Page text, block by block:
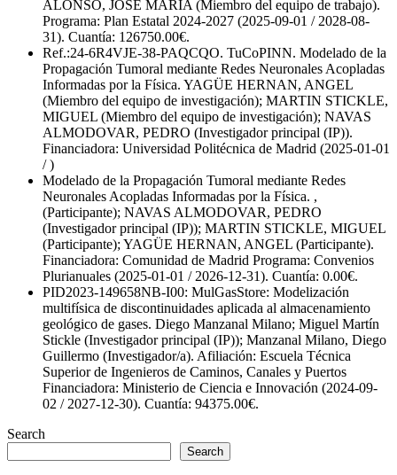
ALONSO, JOSE MARIA (Miembro del equipo de trabajo).
Programa: Plan Estatal 2024-2027 (2025-09-01 / 2028-08-
31). Cuantía: 126750.00€.
Ref.:24-6R4VJE-38-PAQCQO. TuCoPINN. Modelado de la
Propagación Tumoral mediante Redes Neuronales Acopladas
Informadas por la Física. YAGÜE HERNAN, ANGEL
(Miembro del equipo de investigación); MARTIN STICKLE,
MIGUEL (Miembro del equipo de investigación); NAVAS
ALMODOVAR, PEDRO (Investigador principal (IP)).
Financiadora: Universidad Politécnica de Madrid (2025-01-01
/ )
Modelado de la Propagación Tumoral mediante Redes
Neuronales Acopladas Informadas por la Física. ,
(Participante); NAVAS ALMODOVAR, PEDRO
(Investigador principal (IP)); MARTIN STICKLE, MIGUEL
(Participante); YAGÜE HERNAN, ANGEL (Participante).
Financiadora: Comunidad de Madrid Programa: Convenios
Plurianuales (2025-01-01 / 2026-12-31). Cuantía: 0.00€.
PID2023-149658NB-I00: MulGasStore: Modelización
multifísica de discontinuidades aplicada al almacenamiento
geológico de gases. Diego Manzanal Milano; Miguel Martín
Stickle (Investigador principal (IP)); Manzanal Milano, Diego
Guillermo (Investigador/a). Afiliación: Escuela Técnica
Superior de Ingenieros de Caminos, Canales y Puertos
Financiadora: Ministerio de Ciencia e Innovación (2024-09-
02 / 2027-12-30). Cuantía: 94375.00€.
Search
Search